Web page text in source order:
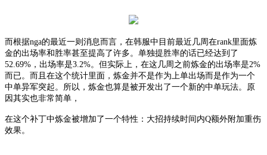
而根据nga的最近一则消息而言，在韩服中目前最近几周在rank里面炼
金的出场率和胜率甚至提高了许多。单独提胜率的话已经达到了
52.69%，出场率是3.2%。但实际上，在这几周之前炼金的出场率是2%
而已。而且在这个统计里面，炼金并不是作为上单出场而是作为一个
中单异军突起。所以，炼金也算是被开发出了一个新的中单玩法。原
因其实也非常简单，
在这个补丁中炼金被增加了一个特性：大招持续时间内Q额外附加重伤
效果。